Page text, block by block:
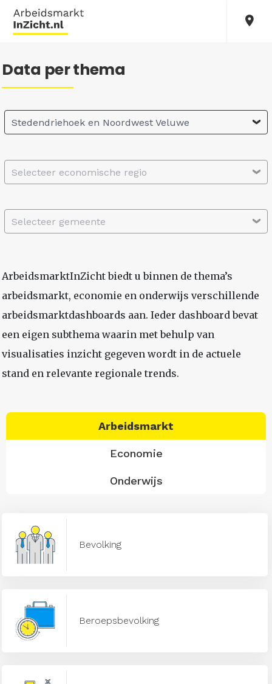
Data per thema
Stedendriehoek en Noordwest Veluwe
Selecteer economische regio
Selecteer gemeente
ArbeidsmarktInZicht biedt u binnen de thema’s
arbeidsmarkt, economie en onderwijs verschillende
arbeidsmarktdashboards aan. Ieder dashboard bevat
een eigen subthema waarin met behulp van
visualisaties inzicht gegeven wordt in de actuele
stand en relevante regionale trends.
Arbeidsmarkt
Economie
Onderwijs
Bevolking
Beroepsbevolking